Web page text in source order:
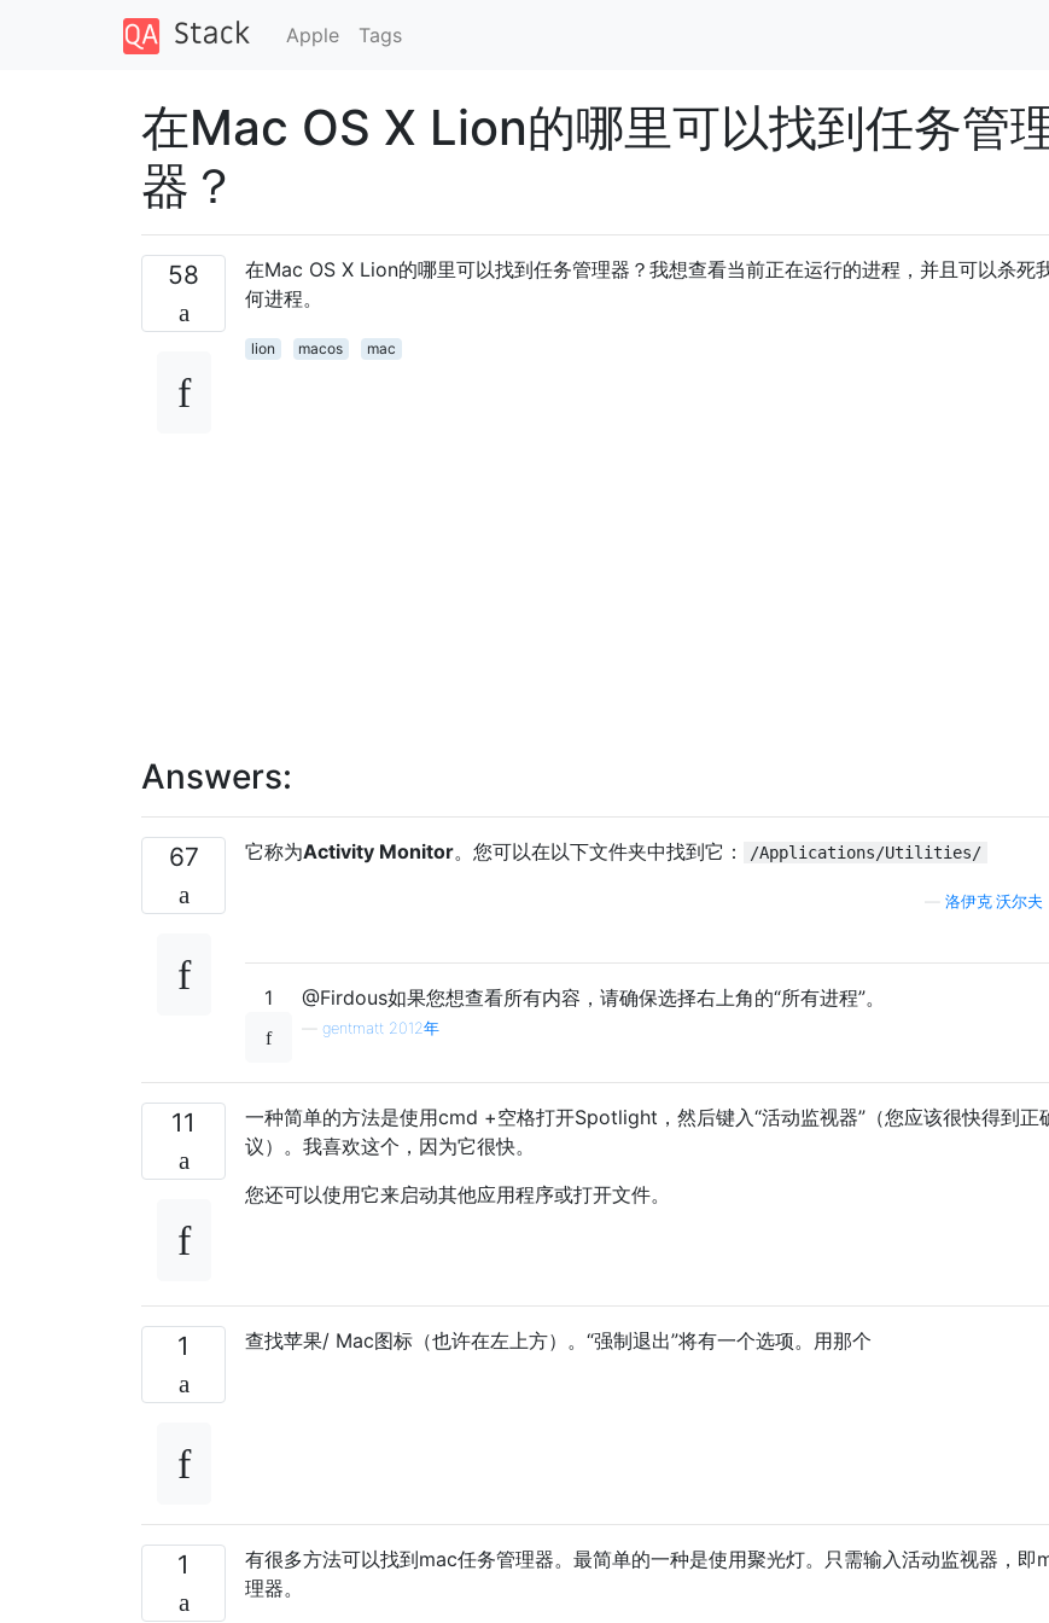
Apple Tags
在Mac OS X Lion的哪里可以找到任务管
器？
58
在Mac OS X Lion的哪里可以找到任务管理器？我想查看当前正在运行的进程，并且可以杀死
何进程。
lion macos mac
Answers:
67 它称为Activity Monitor。您可以在以下文件夹中找到它： /Applications/Utilities/
洛伊克·沃尔夫
1 @Firdous如果您想查看所有内容，请确保选择右上角的“所有进程”。
gentmatt 2012年
11
一种简单的方法是使用cmd +空格打开Spotlight，然后键入“活动监视器”（您应该很快得到正
议）。我喜欢这个，因为它很快。
您还可以使用它来启动其他应用程序或打开文件。
1 查找苹果/ Mac图标（也许在左上方）。“强制退出”将有一个选项。用那个
1
有很多方法可以找到mac任务管理器。最简单的一种是使用聚光灯。只需输入活动监视器，即
理器。